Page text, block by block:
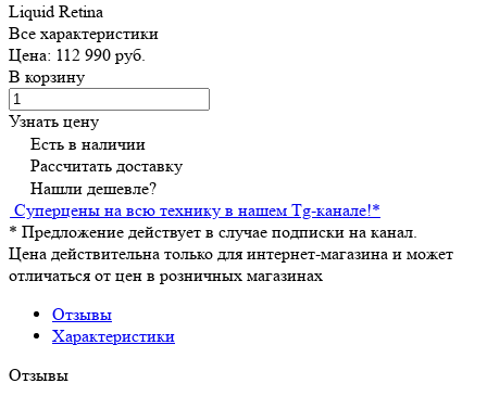
Liquid Retina
Все характеристики
Цена: 112 990 руб.
В корзину
Узнать цену
Есть в наличии
Рассчитать доставку
Нашли дешевле?
Суперцены на всю технику в нашем Tg-канале!*
* Предложение действует в случае подписки на канал.
Цена действительна только для интернет-магазина и может
отличаться от цен в розничных магазинах
Отзывы
Характеристики
Отзывы